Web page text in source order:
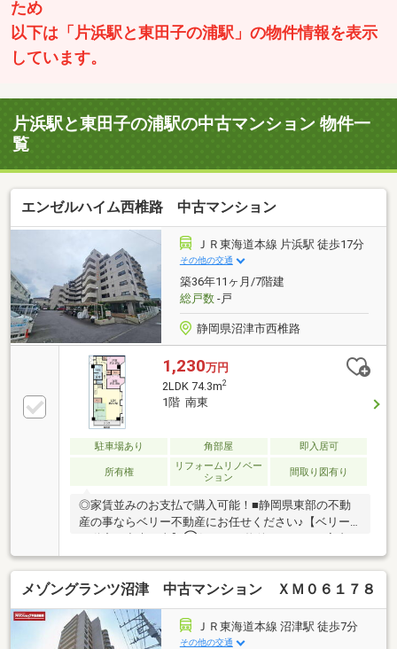
ため
以下は「片浜駅と東田子の浦駅」の物件情報を表示
しています。
片浜駅と東田子の浦駅の中古マンション 物件一
覧
エンゼルハイム西椎路 中古マンション
ＪＲ東海道本線 片浜駅 徒歩17分
その他の交通
築36年11ヶ月/7階建
総戸数-戸
静岡県沼津市西椎路
1,230万円
2LDK 74.3m2
1階 南東
駐車場あり 角部屋 即入居可
所有権
リフォームリノベー
ション
間取り図有り
◎家賃並みのお支払で購入可能！■静岡県東部の不動
産の事ならベリー不動産にお任せください♪【ベリー
たします！ ※静岡県東部の新築ならほぼ全ての物件
ご案内可能です♪②住宅ローンの事前審査を『無料』
で代行いたします！ ※FP技能士がご相談を受けお客
様にあった金融機関をご提案♪③購入後のサポートを
いたします！ ※買ったあとが本当のお付き合いです♪
お家の不具合や税申告・補助金申請もお手伝い♪④火
メゾングランツ沼津 中古マンション ＸＭ０６１７８
ＪＲ東海道本線 沼津駅 徒歩7分
その他の交通